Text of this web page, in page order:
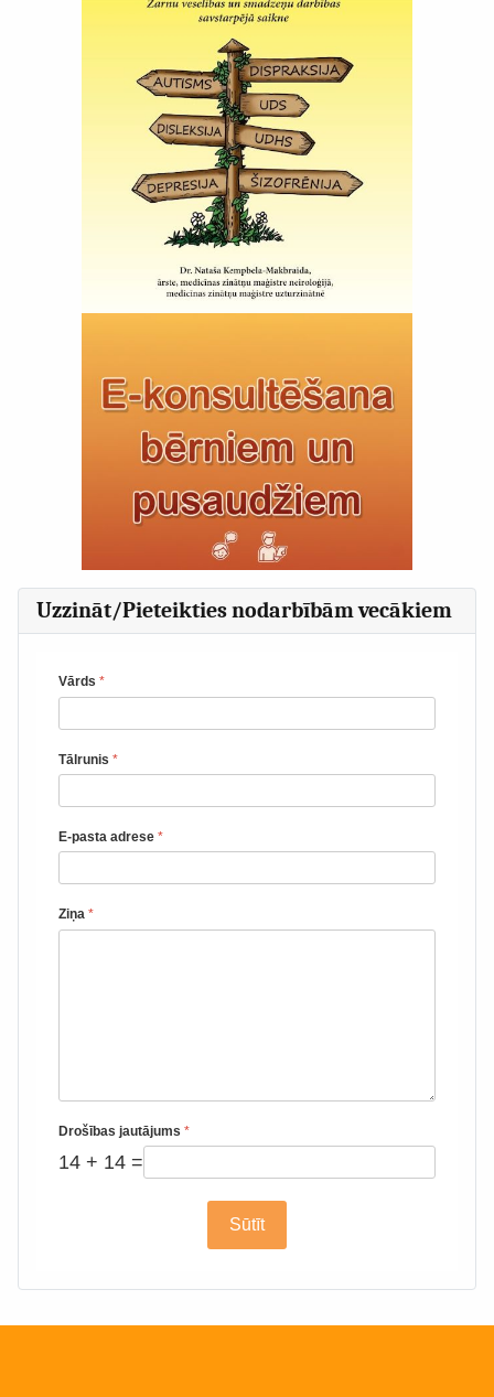
Uzzināt/Pieteikties nodarbībām vecākiem
Vārds *
Tālrunis *
E-pasta adrese *
Ziņa *
Drošības jautājums *
14 + 14 =
Sūtīt